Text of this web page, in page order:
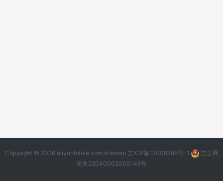
Copyright © 2026 aliyunbaike.com sitemap 吉ICP备17008788号-1
吉公网
安备22040002000146号